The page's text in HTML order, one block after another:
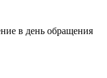
в день обращения